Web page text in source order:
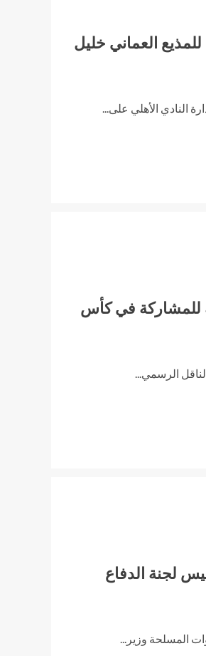
العماني خليل
الأهلي على...
للمشاركة في كأس
الرسمي...
لجنة الدفاع
المسلحة وزير...